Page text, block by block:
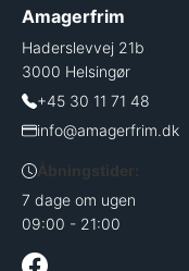
Amagerfrim
Haderslevvej 21b
3000 Helsingør
+45 30 11 71 48
info@amagerfrim.dk
Åbningstider:
7 dage om ugen
09:00 - 21:00